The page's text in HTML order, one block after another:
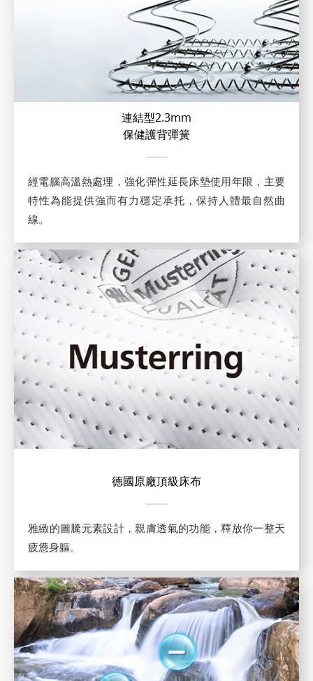
連結型2.3mm
保健護背彈簧
經電腦高溫熱處理，強化彈性延長床墊使用年限，主要
特性為能提供強而有力穩定承托，保持人體最自然曲
線。
德國原廠頂級床布
雅緻的圖騰元素設計，親膚透氣的功能，釋放你一整天
疲憊身軀。